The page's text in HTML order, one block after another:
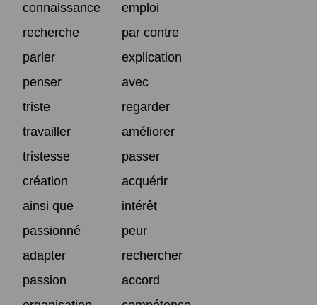
connaissance
emploi
recherche
par contre
parler
explication
penser
avec
triste
regarder
travailler
améliorer
tristesse
passer
création
acquérir
ainsi que
intérêt
passionné
peur
adapter
rechercher
passion
accord